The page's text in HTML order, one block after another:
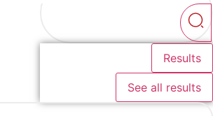
Results
See all results